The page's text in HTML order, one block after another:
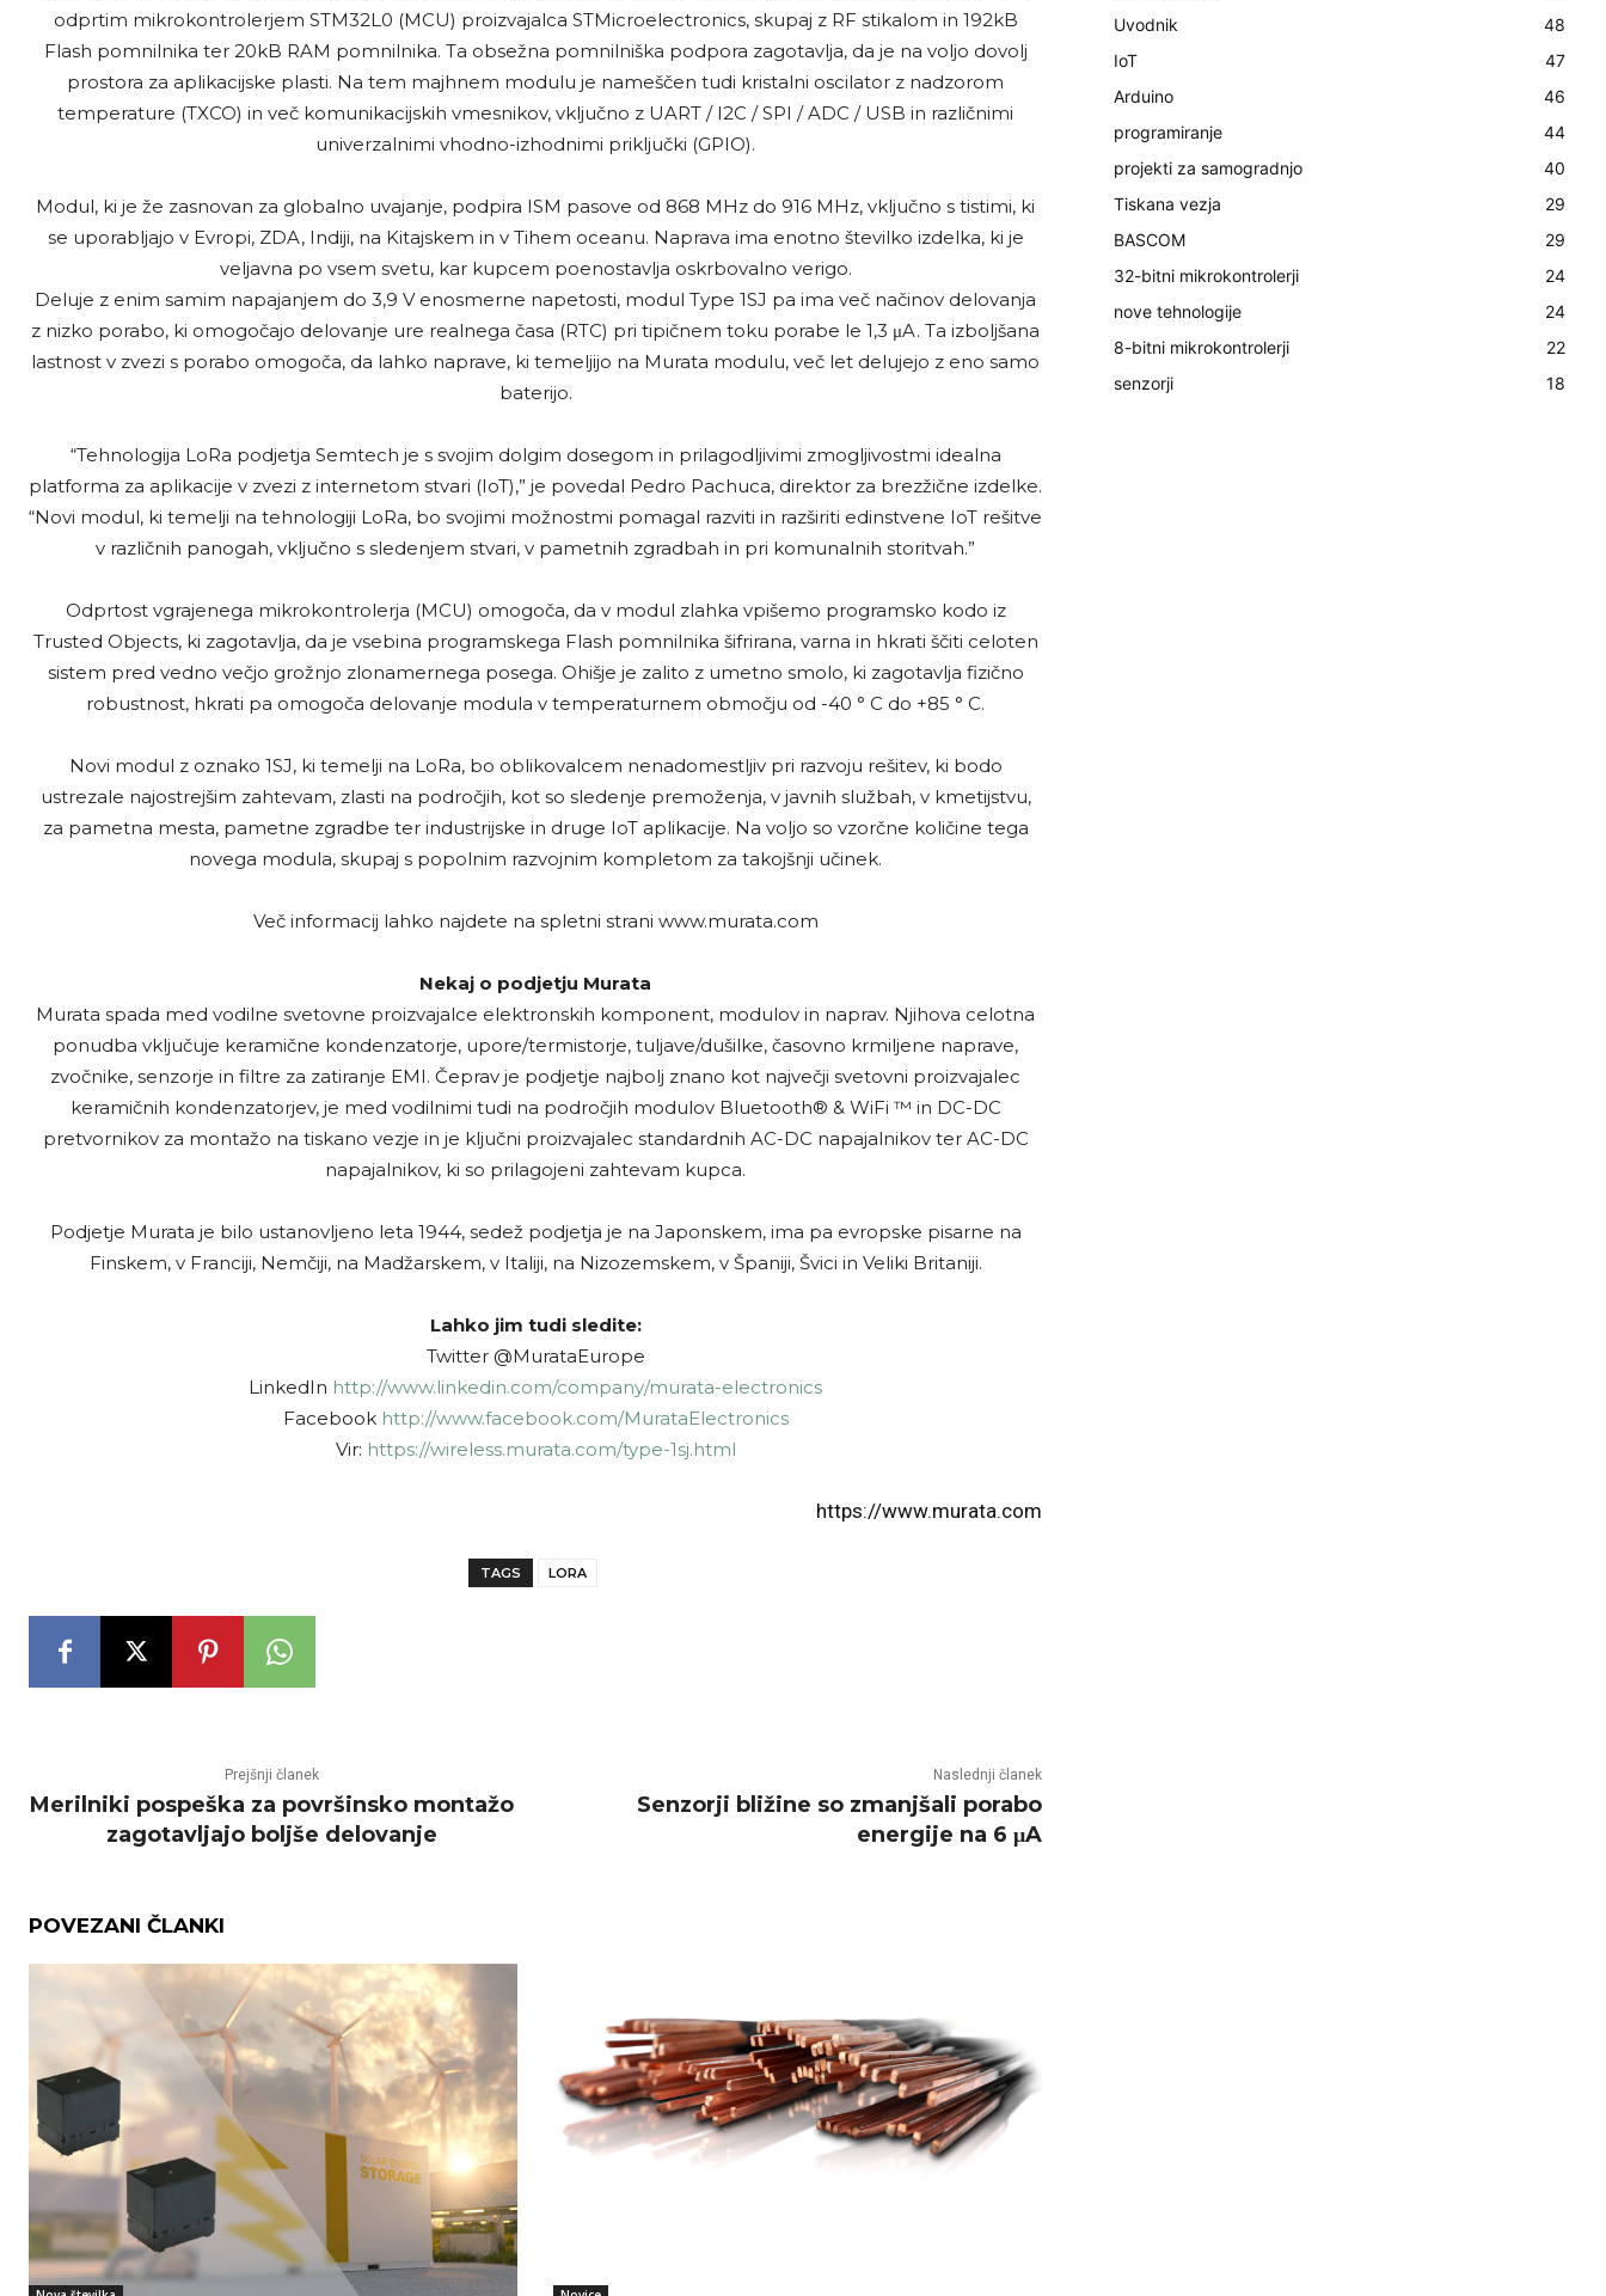
odprtim mikrokontrolerjem STM32L0 (MCU) proizvajalca STMicroelectronics, skupaj z RF stikalom in 192kB
Flash pomnilnika ter 20kB RAM pomnilnika. Ta obsežna pomnilniška podpora zagotavlja, da je na voljo dovolj
prostora za aplikacijske plasti. Na tem majhnem modulu je nameščen tudi kristalni oscilator z nadzorom
temperature (TXCO) in več komunikacijskih vmesnikov, vključno z UART / I2C / SPI / ADC / USB in različnimi
univerzalnimi vhodno-izhodnimi priključki (GPIO).
Modul, ki je že zasnovan za globalno uvajanje, podpira ISM pasove od 868 MHz do 916 MHz, vključno s tistimi, ki
se uporabljajo v Evropi, ZDA, Indiji, na Kitajskem in v Tihem oceanu. Naprava ima enotno številko izdelka, ki je
veljavna po vsem svetu, kar kupcem poenostavlja oskrbovalno verigo.
Deluje z enim samim napajanjem do 3,9 V enosmerne napetosti, modul Type 1SJ pa ima več načinov delovanja
z nizko porabo, ki omogočajo delovanje ure realnega časa (RTC) pri tipičnem toku porabe le 1,3 μA. Ta izboljšana
lastnost v zvezi s porabo omogoča, da lahko naprave, ki temeljijo na Murata modulu, več let delujejo z eno samo
baterijo.
“Tehnologija LoRa podjetja Semtech je s svojim dolgim dosegom in prilagodljivimi zmogljivostmi idealna
platforma za aplikacije v zvezi z internetom stvari (IoT),” je povedal Pedro Pachuca, direktor za brezžične izdelke.
“Novi modul, ki temelji na tehnologiji LoRa, bo svojimi možnostmi pomagal razviti in razširiti edinstvene IoT rešitve
v različnih panogah, vključno s sledenjem stvari, v pametnih zgradbah in pri komunalnih storitvah.”
Odprtost vgrajenega mikrokontrolerja (MCU) omogoča, da v modul zlahka vpišemo programsko kodo iz
Trusted Objects, ki zagotavlja, da je vsebina programskega Flash pomnilnika šifrirana, varna in hkrati ščiti celoten
sistem pred vedno večjo grožnjo zlonamernega posega. Ohišje je zalito z umetno smolo, ki zagotavlja fizično
robustnost, hkrati pa omogoča delovanje modula v temperaturnem območju od -40 ° C do +85 ° C.
Novi modul z oznako 1SJ, ki temelji na LoRa, bo oblikovalcem nenadomestljiv pri razvoju rešitev, ki bodo
ustrezale najostrejšim zahtevam, zlasti na področjih, kot so sledenje premoženja, v javnih službah, v kmetijstvu,
za pametna mesta, pametne zgradbe ter industrijske in druge IoT aplikacije. Na voljo so vzorčne količine tega
novega modula, skupaj s popolnim razvojnim kompletom za takojšnji učinek.
Več informacij lahko najdete na spletni strani www.murata.com
Nekaj o podjetju Murata
Murata spada med vodilne svetovne proizvajalce elektronskih komponent, modulov in naprav. Njihova celotna
ponudba vključuje keramične kondenzatorje, upore/termistorje, tuljave/dušilke, časovno krmiljene naprave,
zvočnike, senzorje in filtre za zatiranje EMI. Čeprav je podjetje najbolj znano kot največji svetovni proizvajalec
keramičnih kondenzatorjev, je med vodilnimi tudi na področjih modulov Bluetooth® & WiFi ™ in DC-DC
pretvornikov za montažo na tiskano vezje in je ključni proizvajalec standardnih AC-DC napajalnikov ter AC-DC
napajalnikov, ki so prilagojeni zahtevam kupca.
Podjetje Murata je bilo ustanovljeno leta 1944, sedež podjetja je na Japonskem, ima pa evropske pisarne na
Finskem, v Franciji, Nemčiji, na Madžarskem, v Italiji, na Nizozemskem, v Španiji, Švici in Veliki Britaniji.
Lahko jim tudi sledite:
Twitter @MurataEurope
LinkedIn http://www.linkedin.com/company/murata-electronics
Facebook http://www.facebook.com/MurataElectronics
Vir: https://wireless.murata.com/type-1sj.html
https://www.murata.com
TAGS LORA
Prejšnji članek
Merilniki pospeška za površinsko montažo
zagotavljajo boljše delovanje
Naslednji članek
Senzorji bližine so zmanjšali porabo
energije na 6 μA
POVEZANI ČLANKI
Uvodnik
48
IoT
47
Arduino
46
programiranje
44
projekti za samogradnjo
40
Tiskana vezja
29
BASCOM
29
32-bitni mikrokontrolerji
24
nove tehnologije
24
8-bitni mikrokontrolerji
22
senzorji
18